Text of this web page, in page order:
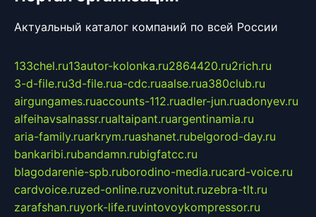
Актуальный каталог компаний по всей России
133chel.ru13autor-kolonka.ru2864420.ru2rich.ru
3-d-file.ru3d-file.rua-cdc.ruaalse.rua380club.ru
airgungames.ruaccounts-112.ruadler-jun.ruadonyev.ru
alfeihavsalnassr.rualtaipant.ruargentinamia.ru
aria-family.ruarkrym.ruashanet.rubelgorod-day.ru
bankaribi.rubandamn.rubigfatcc.ru
blagodarenie-spb.ruborodino-media.rucard-voice.ru
cardvoice.ruzed-online.ruzvonitut.ruzebra-tlt.ru
zarafshan.ruyork-life.ruvintovoykompressor.ru